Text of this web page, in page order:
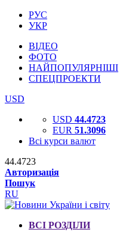
РУС
УКР
ВІДЕО
ФОТО
НАЙПОПУЛЯРНІШІ
СПЕЦПРОЕКТИ
USD
USD 44.4723
EUR 51.3096
Всі курси валют
44.4723
Авторизація
Пошук
RU
ВСІ РОЗДІЛИ